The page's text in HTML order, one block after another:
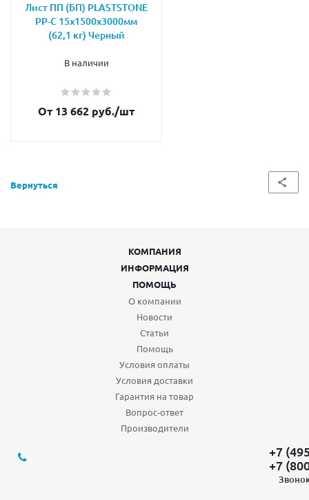
Лист ПП (БП) PLASTSTONE
PP-C 15х1500х3000мм
(62,1 кг) Черный
В наличии
От 13 662 руб./шт
Вернуться
КОМПАНИЯ
ИНФОРМАЦИЯ
ПОМОЩЬ
О компании
Новости
Статьи
Помощь
Условия оплаты
Условия доставки
Гарантия на товар
Вопрос-ответ
Производители
+7
+7